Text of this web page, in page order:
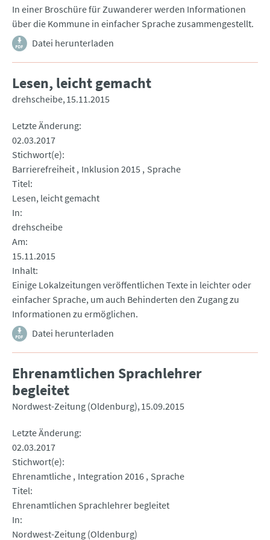
In einer Broschüre für Zuwanderer werden Informationen
über die Kommune in einfacher Sprache zusammengestellt.
Datei herunterladen
Lesen, leicht gemacht
drehscheibe 15.11.2015
Letzte Änderung
02.03.2017
Stichwort(e)
Barrierefreiheit Inklusion 2015
Sprache
Titel
Lesen, leicht gemacht
In
drehscheibe
Am
15.11.2015
Inhalt
Einige Lokalzeitungen veröffentlichen Texte in leichter oder
einfacher Sprache, um auch Behinderten den Zugang zu
Informationen zu ermöglichen.
Datei herunterladen
Ehrenamtlichen Sprachlehrer
begleitet
Nordwest-Zeitung (Oldenburg) 15.09.2015
Letzte Änderung
02.03.2017
Stichwort(e)
Ehrenamtliche Integration 2016 Sprache
Titel
Ehrenamtlichen Sprachlehrer begleitet
In
Nordwest-Zeitung (Oldenburg)